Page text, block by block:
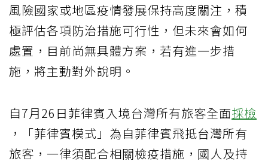
風險國家或地區疫情發展保持高度關注，積
極評估各項防治措施可行性，但未來會如何
處置，目前尚無具體方案，若有進一步措
施，將主動對外說明。
自7月26日菲律賓入境台灣所有旅客全面採檢
，「菲律賓模式」為自菲律賓飛抵台灣所有
旅客，一律須配合相關檢疫措施，國人及持